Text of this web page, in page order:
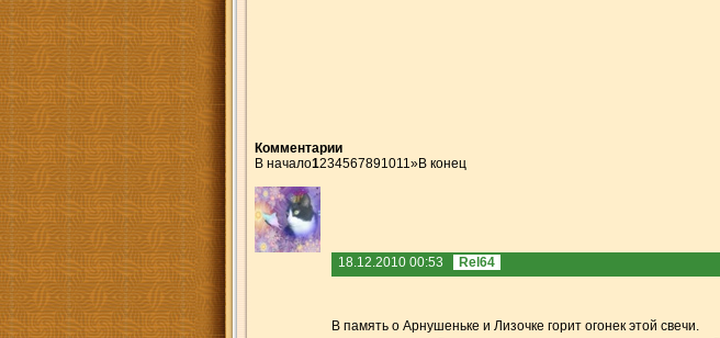
Комментарии
В начало1234567891011»В конец
18.12.2010 00:53 Rel64
В память о Арнушеньке и Лизочке горит огонек этой свечи.